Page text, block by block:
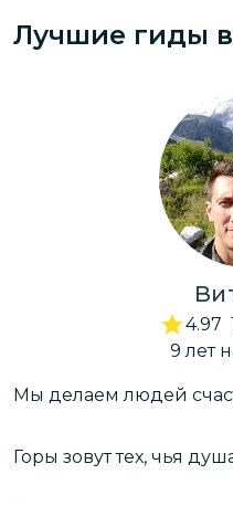
Лучшие гиды
4.97
9 лет
Мы делаем людей
Горы зовут тех, чья